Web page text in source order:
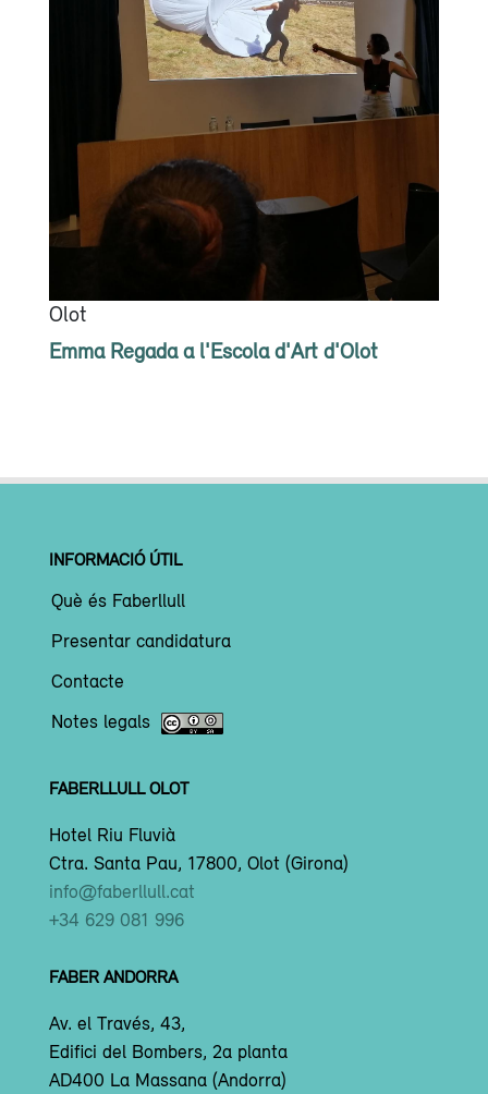
Olot
Emma Regada a l'Escola d'Art d'Olot
INFORMACIÓ ÚTIL
Què és Faberllull
Presentar candidatura
Contacte
Notes legals
FABERLLULL OLOT
Hotel Riu Fluvià
Ctra. Santa Pau, 17800, Olot (Girona)
info@faberllull.cat
+34 629 081 996
FABER ANDORRA
Av. el Través, 43,
Edifici del Bombers, 2a planta
AD400 La Massana (Andorra)